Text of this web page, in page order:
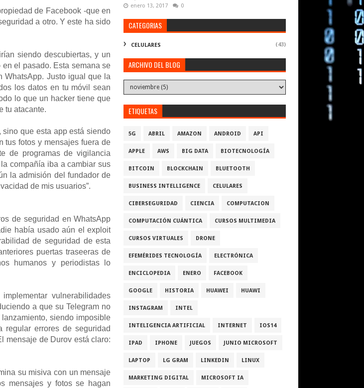
de Facebook -que en
a otro. Y este ha sido
siendo descubiertas, y un
el pasado. Esta semana se
WhatsApp. Justo igual que la
los datos en tu móvil sean
lo que un hacker tiene que
tu atacante.
que esta app está siendo
tus fotos y mensajes fuera de
de programas de vigilancia
compañía iba a cambiar sus
la admisión del fundador de
de mis usuarios”.
de seguridad en WhatsApp
había usado aún el exploit
de seguridad de esta
puertas traseeras de
humanos y periodistas lo
vulnerabilidades
a que su Telegram no
siendo imposible
regular errores de seguridad
mensaje de Durov está claro:
su misiva con un mensaje
mensajes y fotos se hagan
enero 13, 2017 0
CATEGORIAS
CELULARES (43)
ARCHIVO DEL BLOG
ETIQUETAS
5G ABRIL AMAZON ANDROID API
APPLE AWS BIG DATA BIOTECNOLOGÍA
BITCOIN BLOCKCHAIN BLUETOOTH
BUSINESS INTELLIGENCE CELULARES
CIBERSEGURIDAD CIENCIA COMPUTACION
COMPUTACIÓN CUÁNTICA CURSOS MULTIMEDIA
CURSOS VIRTUALES DRONE
EFEMÉRIDES TECNOLOGÍA ELECTRÓNICA
ENCICLOPEDIA ENERO FACEBOOK
GOOGLE HISTORIA HUAWEI HUAWI
INSTAGRAM INTEL
INTELIGENCIA ARTIFICIAL INTERNET IOS14
IPAD IPHONE JUEGOS JUNIO MICROSOFT
LAPTOP LG GRAM LINKEDIN LINUX
MARKETING DIGITAL MICROSOFT IA